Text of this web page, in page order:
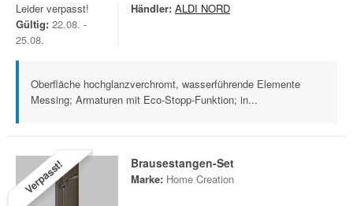
Leider verpasst!
Gültig: 22.08. -
25.08.
Händler: ALDI NORD
Oberfläche hochglanzverchromt, wasserführende Elemente
Messing; Armaturen mit Eco-Stopp-Funktion; in...
Verpasst! Brausestangen-Set
Marke: Home Creation